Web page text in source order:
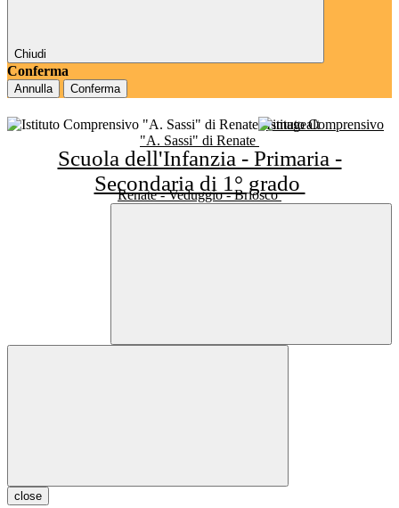
Chiudi
Conferma
Annulla Conferma
Istituto Comprensivo
"A. Sassi" di Renate
Scuola dell'Infanzia - Primaria -
Secondaria di 1° grado
Renate - Veduggio - Briosco
close